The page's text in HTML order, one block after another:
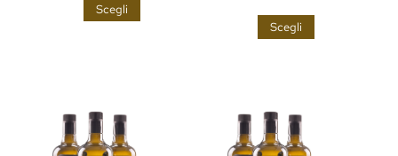
Scegli
Scegli